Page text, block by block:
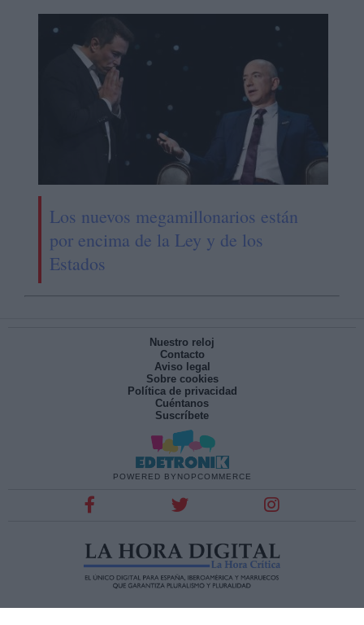
Los nuevos megamillonarios están
por encima de la Ley y de los
Estados
Nuestro reloj
Contacto
Aviso legal
Sobre cookies
Política de privacidad
Cuéntanos
Suscríbete
POWERED BY NOPCOMMERCE